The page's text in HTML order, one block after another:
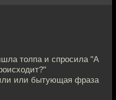
толпа и спросила "А
или бытующая фраза